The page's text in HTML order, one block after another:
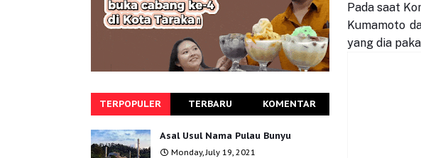
Pada saat
Kumamoto
yang dia
TERPOPULER TERBARU KOMENTAR
Asal Usul Nama Pulau Bunyu
Monday, July 19, 2021